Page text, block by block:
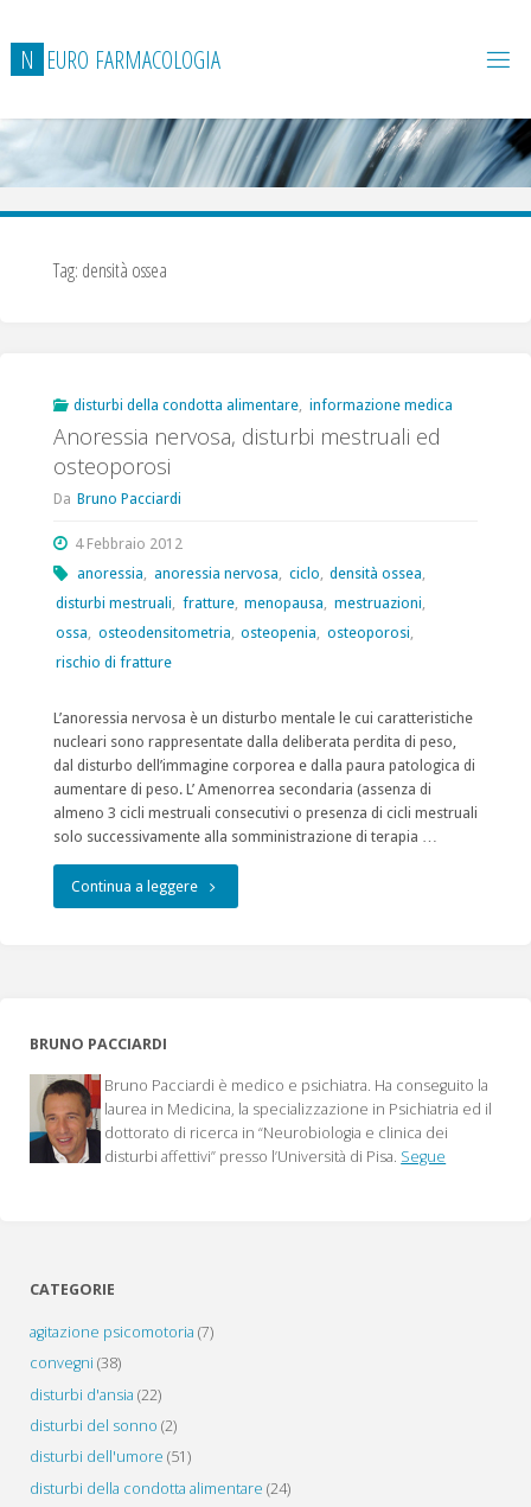
contenuto
N EURO FARMACOLOGIA
Tag: densità ossea
disturbi della condotta alimentare, informazione medica
Anoressia nervosa, disturbi mestruali ed
osteoporosi
Da Bruno Pacciardi
4 Febbraio 2012
anoressia, anoressia nervosa, ciclo, densità ossea,
disturbi mestruali, fratture, menopausa, mestruazioni,
ossa, osteodensitometria, osteopenia, osteoporosi,
rischio di fratture
L’anoressia nervosa è un disturbo mentale le cui caratteristiche
nucleari sono rappresentate dalla deliberata perdita di peso,
dal disturbo dell’immagine corporea e dalla paura patologica di
aumentare di peso. L’ Amenorrea secondaria (assenza di
almeno 3 cicli mestruali consecutivi o presenza di cicli mestruali
solo successivamente alla somministrazione di terapia …
Continua a leggere"Anoressia
osteoporosi"
BRUNO PACCIARDI
Bruno Pacciardi è medico e psichiatra. Ha conseguito la
laurea in Medicina, la specializzazione in Psichiatria ed il
dottorato di ricerca in “Neurobiologia e clinica dei
disturbi affettivi” presso l’Università di Pisa. Segue
CATEGORIE
agitazione psicomotoria (7)
convegni (38)
disturbi d'ansia (22)
disturbi del sonno (2)
disturbi dell'umore (51)
disturbi della condotta alimentare (24)